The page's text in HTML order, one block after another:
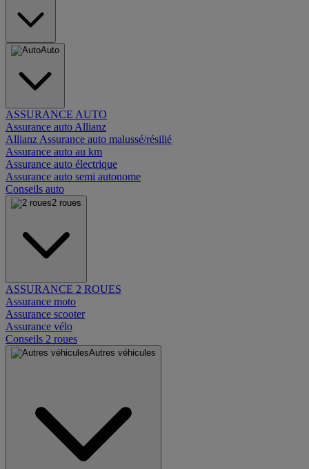
Auto
ASSURANCE AUTO
Assurance auto Allianz
Allianz Assurance auto malussé/résilié
Assurance auto au km
Assurance auto électrique
Assurance auto semi autonome
Conseils auto
2 roues
ASSURANCE 2 ROUES
Assurance moto
Assurance scooter
Assurance vélo
Conseils 2 roues
Autres véhicules